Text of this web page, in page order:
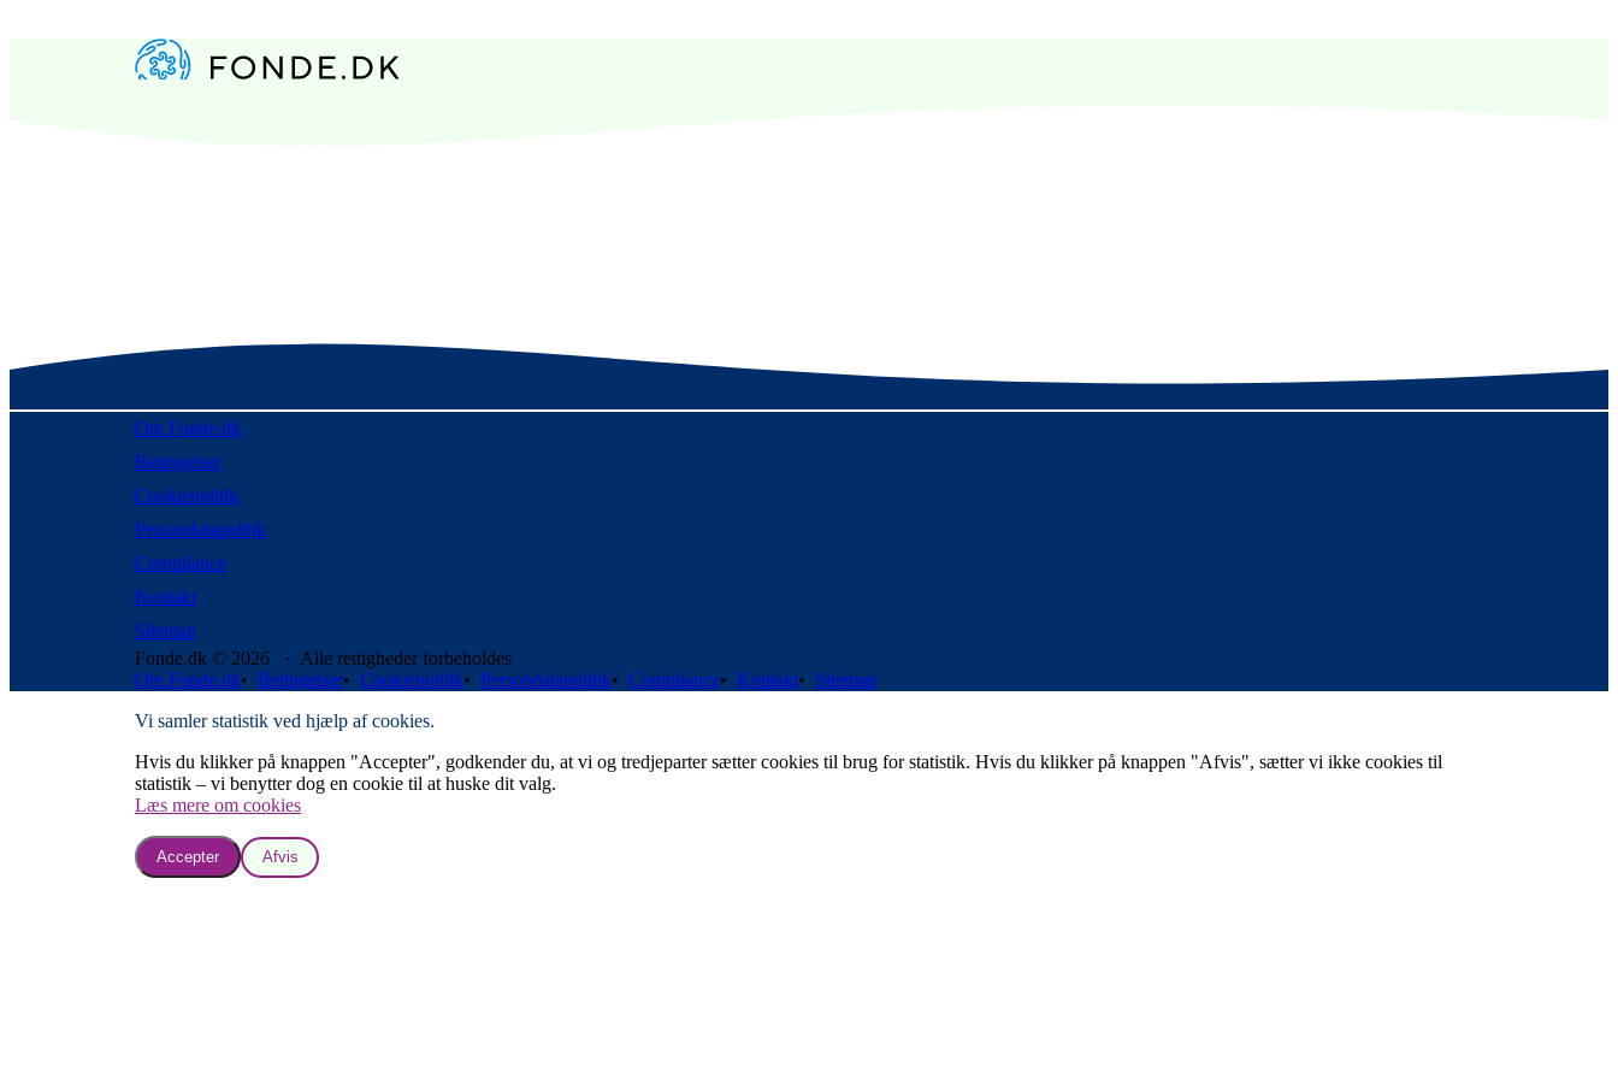
Om Fonde.dk
Betingelser
Cookiepolitik
Persondatapolitik
Compliance
Kontakt
Sitemap
Fonde.dk © 2026 · Alle rettigheder forbeholdes
Om Fonde.dk• Betingelser• Cookiepolitik• Persondatapolitik• Compliance• Kontakt• Sitemap
Vi samler statistik ved hjælp af cookies.
Hvis du klikker på knappen "Accepter", godkender du, at vi og tredjeparter sætter cookies til brug for statistik. Hvis du klikker på knappen "Afvis", sætter vi ikke cookies til
statistik – vi benytter dog en cookie til at huske dit valg.
Læs mere om cookies
Accepter Afvis